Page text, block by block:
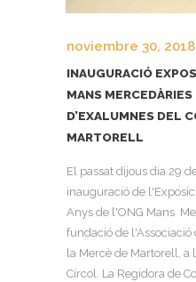
noviembre 30, 2018
INAUGURACIÓ
MANS
D’EXALUMNES DEL
MARTORELL
El passat dijous dia 29
inauguració de
Anys de l'ONG Mans
fundació de l'Associació
la Mercè de Martorell, a
Círcol. La Regidora de